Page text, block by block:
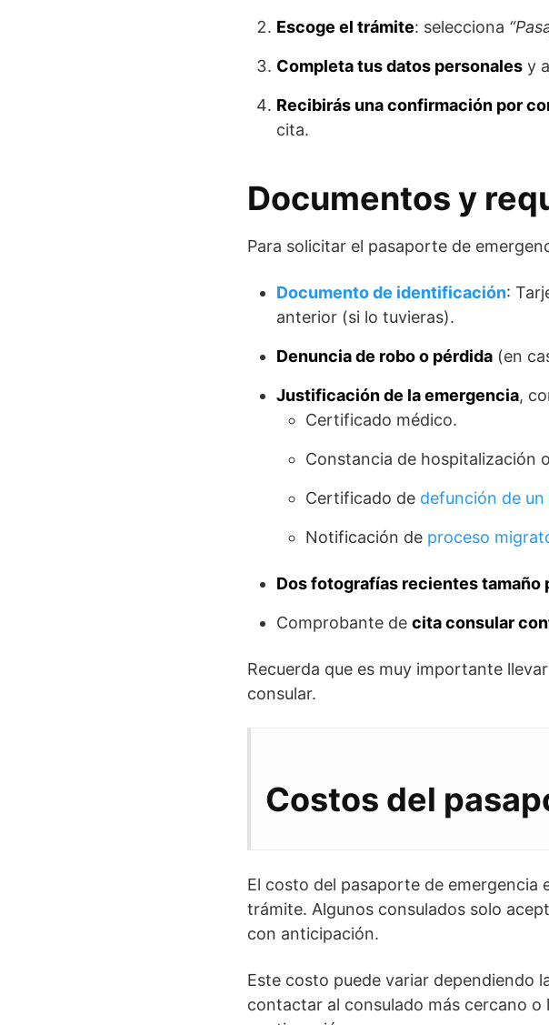
Escoge el trámite: selecciona
Completa tus datos personales y
Recibirás una confirmación por
cita.
Documentos y
Para solicitar el pasaporte de
Documento de identificación:
anterior (si lo tuvieras).
Denuncia de robo o pérdida (en
Justificación de la emergencia,
Certificado médico.
Constancia de hospitalización
Certificado de defunción de un
Notificación de proceso
Dos fotografías recientes tamaño
Comprobante de cita consular
Recuerda que es muy importante
consular.
Costos del
El costo del pasaporte de emergencia
trámite. Algunos consulados solo
con anticipación.
Este costo puede variar dependiendo
contactar al consulado más cercano